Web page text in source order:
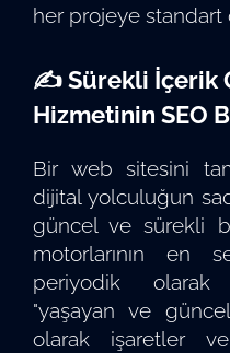
her projeye standart
✍️ Sürekli İçerik
Hizmetinin SEO
Bir web sitesini
dijital yolculuğun
güncel ve sürekli
motorlarının en
periyodik olarak
"yaşayan ve
olarak işaretler